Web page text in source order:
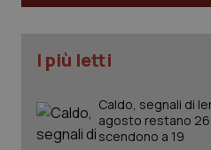
I più letti
Caldo, segnali di
agosto restano
scendono a 19
_ga